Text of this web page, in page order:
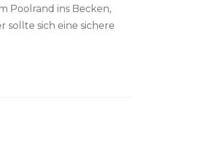
Poolrand ins Becken,
sollte sich eine sichere